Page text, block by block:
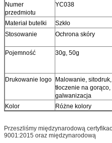
Numer
przedmiotu
YC038
Materiał butelki Szkło
Stosowanie
Ochrona skóry
Pojemność 30g, 50g
Drukowanie logo Malowanie, sitodruk,
tłoczenie na gorąco,
galwanizacja
Kolor Różne kolory
Przeszliśmy międzynarodową
9001:2015 oraz międzynarodową